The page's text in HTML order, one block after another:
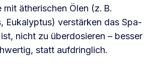
ätherischen Ölen (z. B.
Eukalyptus) verstärken das Spa-
nicht zu überdosieren – besser
statt aufdringlich.